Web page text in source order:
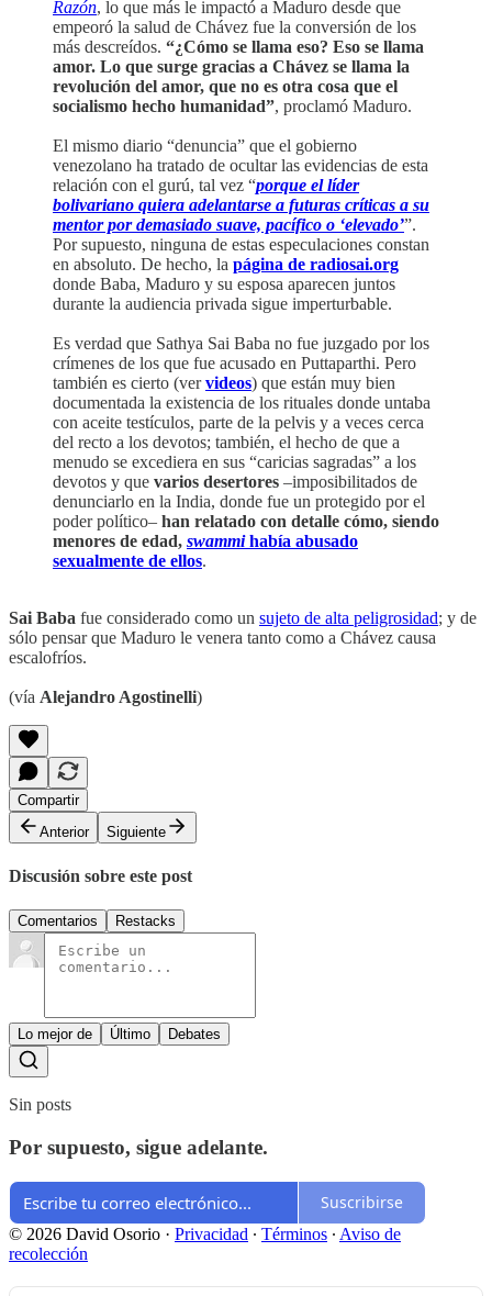
Razón, lo que más le impactó a Maduro desde que
empeoró la salud de Chávez fue la conversión de los
más descreídos. “¿Cómo se llama eso? Eso se llama
amor. Lo que surge gracias a Chávez se llama la
revolución del amor, que no es otra cosa que el
socialismo hecho humanidad”, proclamó Maduro.
El mismo diario “denuncia” que el gobierno
venezolano ha tratado de ocultar las evidencias de esta
relación con el gurú, tal vez “porque el líder
bolivariano quiera adelantarse a futuras críticas a su
mentor por demasiado suave, pacífico o ‘elevado’”.
Por supuesto, ninguna de estas especulaciones constan
en absoluto. De hecho, la página de radiosai.org
donde Baba, Maduro y su esposa aparecen juntos
durante la audiencia privada sigue imperturbable.
Es verdad que Sathya Sai Baba no fue juzgado por los
crímenes de los que fue acusado en Puttaparthi. Pero
también es cierto (vervideos) que están muy bien
documentada la existencia de los rituales donde untaba
con aceite testículos, parte de la pelvis y a veces cerca
del recto a los devotos; también, el hecho de que a
menudo se excediera en sus “caricias sagradas” a los
devotos y que varios desertores –imposibilitados de
denunciarlo en la India, donde fue un protegido por el
poder político– han relatado con detalle cómo, siendo
menores de edad, swammihabía abusado
sexualmente de ellos.
Sai Baba fue considerado como un sujeto de alta peligrosidad; y de
sólo pensar que Maduro le venera tanto como a Chávez causa
escalofríos.
(vía Alejandro Agostinelli)
Compartir
Anterior
Siguiente
Discusión sobre este post
Comentarios Restacks
Lo mejor de Último Debates
Sin posts
Por supuesto, sigue adelante.
Suscribirse
© 2026 David Osorio · Privacidad ∙ Términos ∙ Aviso de
recolección